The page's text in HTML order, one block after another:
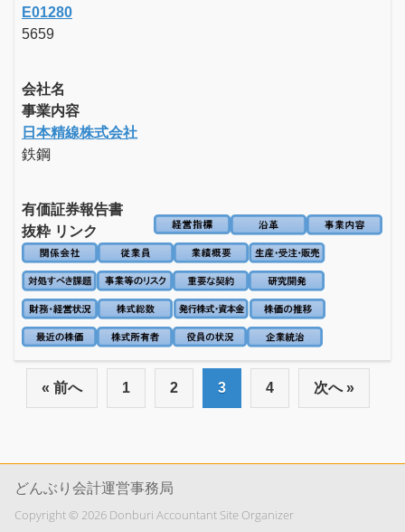
E01280
5659
会社名
事業内容
日本精線株式会社
鉄鋼
有価証券報告書
抜粋 リンク
« 前へ 1 2 3 4 次へ »
どんぶり会計運営事務局
Copyright © 2026 Donburi Accountant Site Organizer